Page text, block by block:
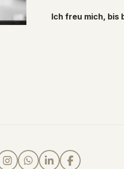
Ich freu mich, bis
I
W
L
F